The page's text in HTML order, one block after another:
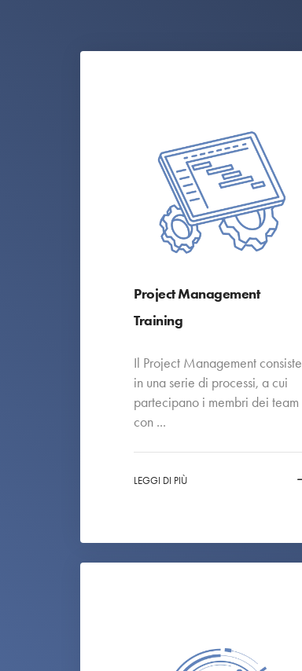
Project Management
Training
Il Project Management consiste
in una serie di processi, a cui
partecipano i membri dei team
con ...
LEGGI DI PIÙ